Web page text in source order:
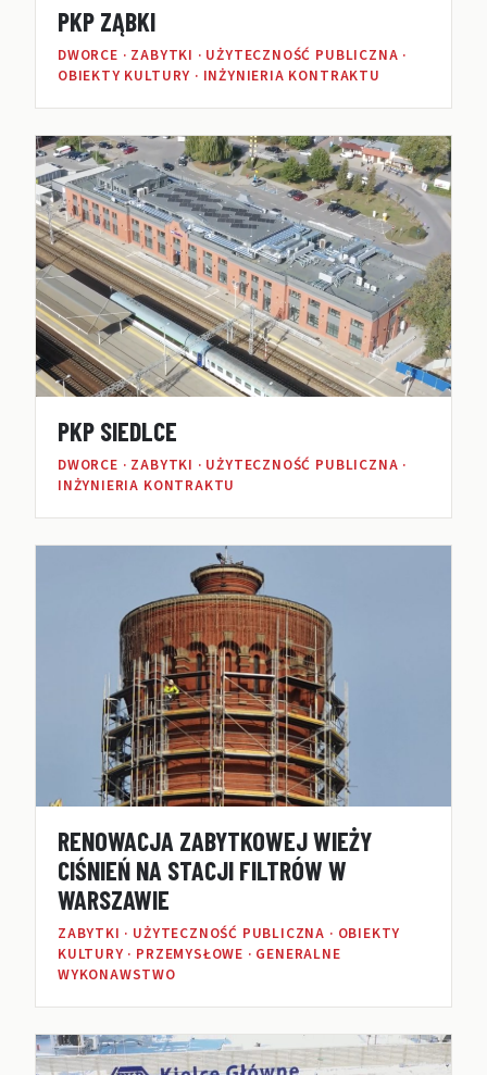
PKP ZĄBKI
DWORCE · ZABYTKI · UŻYTECZNOŚĆ PUBLICZNA ·
OBIEKTY KULTURY · INŻYNIERIA KONTRAKTU
PKP SIEDLCE
DWORCE · ZABYTKI · UŻYTECZNOŚĆ PUBLICZNA ·
INŻYNIERIA KONTRAKTU
RENOWACJA ZABYTKOWEJ WIEŻY
CIŚNIEŃ NA STACJI FILTRÓW W
WARSZAWIE
ZABYTKI · UŻYTECZNOŚĆ PUBLICZNA · OBIEKTY
KULTURY · PRZEMYSŁOWE · GENERALNE
WYKONAWSTWO